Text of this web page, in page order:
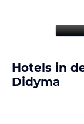
Hotels in
Didyma